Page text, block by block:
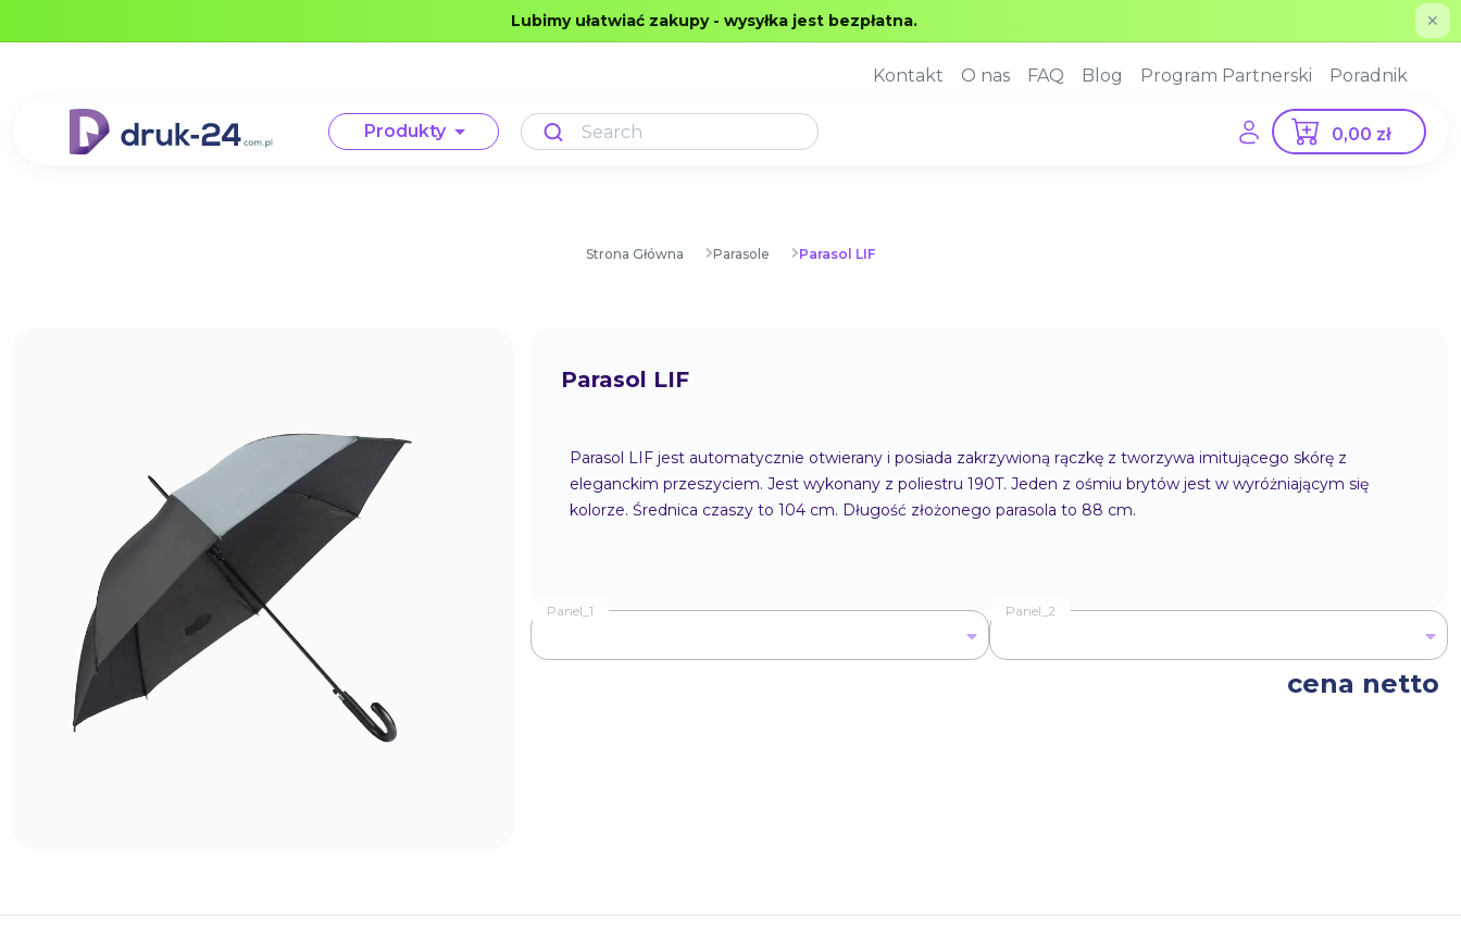
Lubimy ułatwiać zakupy - wysyłka jest bezpłatna. ✕
Kontakt O nas FAQ Blog Program Partnerski Poradnik
Produkty 0,00 zł
Strona Główna Parasole Parasol LIF
Parasol LIF
Parasol LIF jest automatycznie otwierany i posiada zakrzywioną rączkę z tworzywa imitującego skórę z
eleganckim przeszyciem. Jest wykonany z poliestru 190T. Jeden z ośmiu brytów jest w wyróżniającym się
kolorze. Średnica czaszy to 104 cm. Długość złożonego parasola to 88 cm.
Panel_1 Panel_2
cena netto